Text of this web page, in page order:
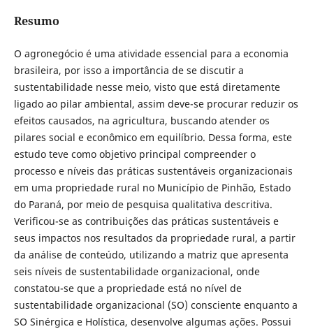
Resumo
O agronegócio é uma atividade essencial para a economia
brasileira, por isso a importância de se discutir a
sustentabilidade nesse meio, visto que está diretamente
ligado ao pilar ambiental, assim deve-se procurar reduzir os
efeitos causados, na agricultura, buscando atender os
pilares social e econômico em equilíbrio. Dessa forma, este
estudo teve como objetivo principal compreender o
processo e níveis das práticas sustentáveis organizacionais
em uma propriedade rural no Município de Pinhão, Estado
do Paraná, por meio de pesquisa qualitativa descritiva.
Verificou-se as contribuições das práticas sustentáveis e
seus impactos nos resultados da propriedade rural, a partir
da análise de conteúdo, utilizando a matriz que apresenta
seis níveis de sustentabilidade organizacional, onde
constatou-se que a propriedade está no nível de
sustentabilidade organizacional (SO) consciente enquanto a
SO Sinérgica e Holística, desenvolve algumas ações. Possui